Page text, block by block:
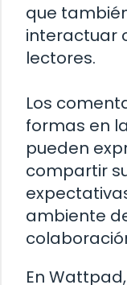
que
interactuar
lectores.
Los
formas en
pueden
compartir
ambiente
En